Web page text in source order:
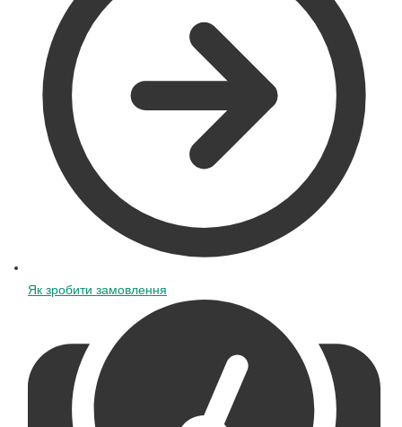
Як зробити замовлення